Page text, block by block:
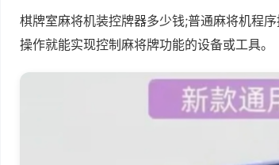
棋牌室麻将机装控牌器多少钱;普通麻将机程
操作就能实现控制麻将牌功能的设备或工具。